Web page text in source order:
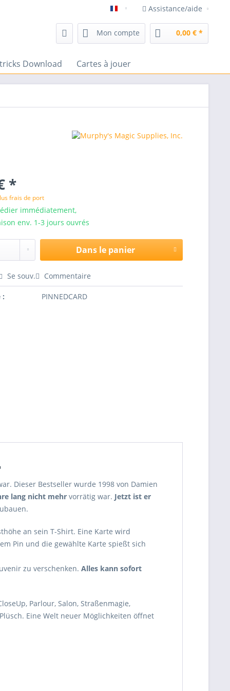
magasin de magie frenchdrop
Assistance/aide
Mon compte 0,00 € *
Download Cartes à jouer
*
frais de port
immédiatement,
env. 1-3 jours ouvrés
Dans le panier
Se souv. Commentaire
: PINNEDCARD
Dieser Bestseller wurde 1998 von Damien
lang nicht mehr vorrätig war. Jetzt ist er
an sein T-Shirt. Eine Karte wird
Pin und die gewählte Karte spießt sich
zu verschenken. Alles kann sofort
Parlour, Salon, Straßenmagie,
Eine Welt neuer Möglichkeiten öffnet